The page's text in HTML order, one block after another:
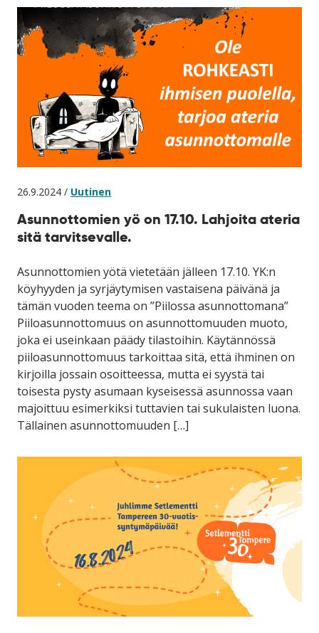
26.9.2024 / Uutinen
Asunnottomien yö on 17.10. Lahjoita ateria
sitä tarvitsevalle.
Asunnottomien yötä vietetään jälleen 17.10. YK:n
köyhyyden ja syrjäytymisen vastaisena päivänä ja
tämän vuoden teema on ”Piilossa asunnottomana”
Piiloasunnottomuus on asunnottomuuden muoto,
joka ei useinkaan päädy tilastoihin. Käytännössä
piiloasunnottomuus tarkoittaa sitä, että ihminen on
kirjoilla jossain osoitteessa, mutta ei syystä tai
toisesta pysty asumaan kyseisessä asunnossa vaan
majoittuu esimerkiksi tuttavien tai sukulaisten luona.
Tällainen asunnottomuuden […]